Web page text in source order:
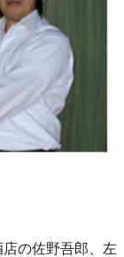
の佐野吾郎、左